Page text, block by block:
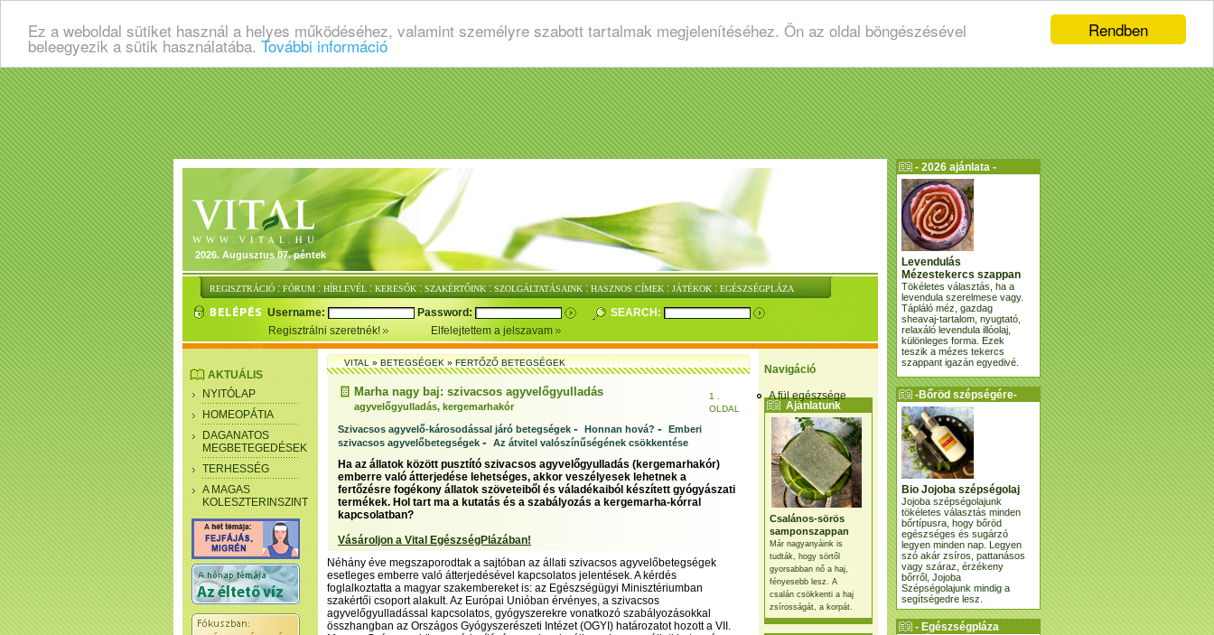
Rendben
Ez a weboldal sütiket használ a helyes működéséhez, valamint személyre szabott tartalmak megjelenítéséhez. Ön az oldal böngészésével
beleegyezik a sütik használatába. További információ
2026. Augusztus 07. péntek
REGISZTRÁCIÓ : FÓRUM : HÍRLEVÉL : KERESŐK : SZAKÉRTŐINK : SZOLGÁLTATÁSAINK : HASZNOS CÍMEK : JÁTÉKOK : EGÉSZSÉGPLÁZA
Username: Password:
SEARCH:
Regisztrálni szeretnék!
Elfelejtettem a jelszavam
Navigáció
A fül egészsége
Ajánlatunk
Csalános-sörös
samponszappan
Már nagyanyáink is
tudták, hogy sörtől
gyorsabban nő a haj,
fényesebb lesz. A
csalán csökkenti a haj
zsírosságát, a korpát.
AKTUÁLIS
NYITÓLAP
HOMEOPÁTIA
DAGANATOS
MEGBETEGEDÉSEK
TERHESSÉG
A MAGAS
KOLESZTERINSZINT
VITAL»BETEGSÉGEK»FERTŐZŐ BETEGSÉGEK
Marha nagy baj: szivacsos agyvelőgyulladás
agyvelőgyulladás, kergemarhakór
1 .
OLDAL
Szivacsos agyvelő-károsodással járó betegségek - Honnan hová? - Emberi
szivacsos agyvelőbetegségek - Az átvitel valószínűségének csökkentése
Ha az állatok között pusztító szivacsos agyvelőgyulladás (kergemarhakór)
emberre való átterjedése lehetséges, akkor veszélyesek lehetnek a
fertőzésre fogékony állatok szöveteiből és váladékaiból készített gyógyászati
termékek. Hol tart ma a kutatás és a szabályozás a kergemarha-kórral
kapcsolatban?
Vásároljon a Vital EgészségPlázában!
Néhány éve megszaporodtak a sajtóban az állati szivacsos agyvelőbetegségek
esetleges emberre való átterjedésével kapcsolatos jelentések. A kérdés
foglalkoztatta a magyar szakembereket is: az Egészségügyi Minisztériumban
szakértői csoport alakult. Az Európai Unióban érvényes, a szivacsos
agyvelőgyulladással kapcsolatos, gyógyszerekre vonatkozó szabályozásokkal
összhangban az Országos Gyógyszerészeti Intézet (OGYI) határozatot hozott a VII.
- 2026 ajánlata -
Levendulás
Mézestekercs szappan
Tökéletes választás, ha a
levendula szerelmese vagy.
Tápláló méz, gazdag
sheavaj-tartalom, nyugtató,
relaxáló levendula illóolaj,
különleges forma. Ezek
teszik a mézes tekercs
szappant igazán egyedivé.
-Bőröd szépségére-
Bio Jojoba szépségolaj
Jojoba szépségolajunk
tökéletes választás minden
bőrtípusra, hogy bőröd
egészséges és sugárzó
legyen minden nap. Legyen
szó akár zsíros, pattanásos
vagy száraz, érzékeny
bőrről, Jojoba
Szépségolajunk mindig a
segítségedre lesz.
- Egészségpláza